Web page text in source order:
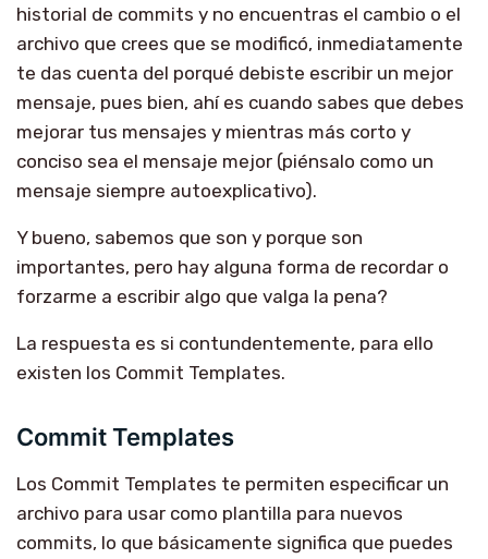
historial de commits y no encuentras el cambio o el
archivo que crees que se modificó, inmediatamente
te das cuenta del porqué debiste escribir un mejor
mensaje, pues bien, ahí es cuando sabes que debes
mejorar tus mensajes y mientras más corto y
conciso sea el mensaje mejor (piénsalo como un
mensaje siempre autoexplicativo).
Y bueno, sabemos que son y porque son
importantes, pero hay alguna forma de recordar o
forzarme a escribir algo que valga la pena?
La respuesta es si contundentemente, para ello
existen los Commit Templates.
Commit Templates
Los Commit Templates te permiten especificar un
archivo para usar como plantilla para nuevos
commits, lo que básicamente significa que puedes